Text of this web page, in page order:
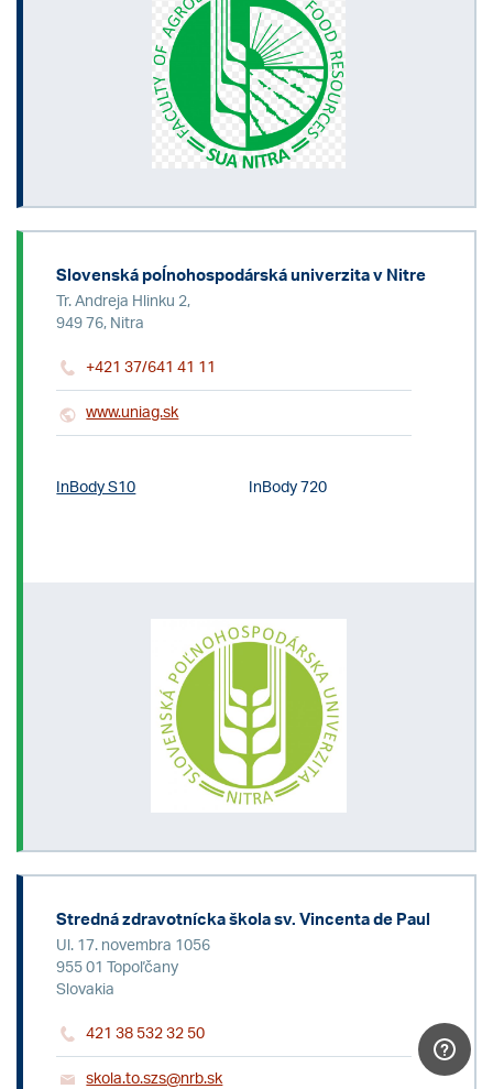
Slovenská poĺnohospodárská univerzita v Nitre
Tr. Andreja Hlinku 2,
949 76, Nitra
+421 37/641 41 11
www.uniag.sk
InBody S10 InBody 720
Stredná zdravotnícka škola sv. Vincenta de Paul
Ul. 17. novembra 1056
955 01 Topoľčany
Slovakia
421 38 532 32 50
skola.to.szs@nrb.sk